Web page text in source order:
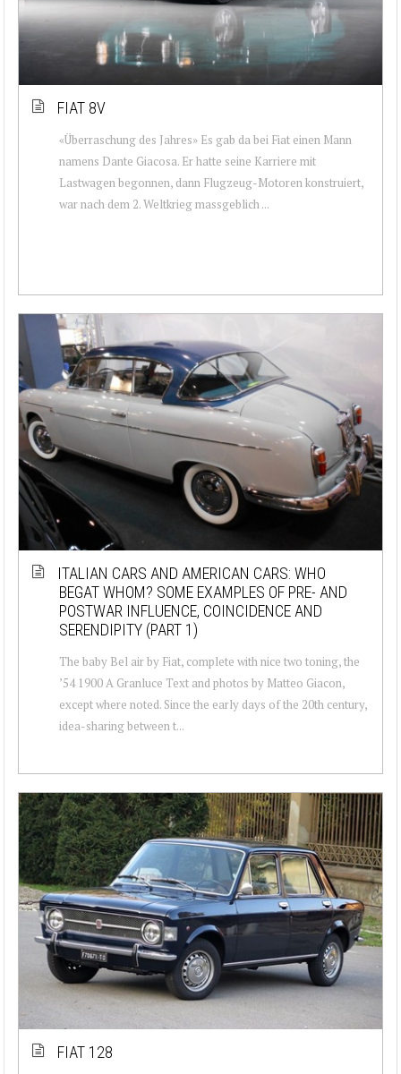
FIAT 8V
«Überraschung des Jahres» Es gab da bei Fiat einen Mann
namens Dante Giacosa. Er hatte seine Karriere mit
Lastwagen begonnen, dann Flugzeug-Motoren konstruiert,
war nach dem 2. Weltkrieg massgeblich ...
ITALIAN CARS AND AMERICAN CARS: WHO
BEGAT WHOM? SOME EXAMPLES OF PRE- AND
POSTWAR INFLUENCE, COINCIDENCE AND
SERENDIPITY (PART 1)
The baby Bel air by Fiat, complete with nice two toning, the
’54 1900 A Granluce Text and photos by Matteo Giacon,
except where noted. Since the early days of the 20th century,
idea-sharing between t...
FIAT 128